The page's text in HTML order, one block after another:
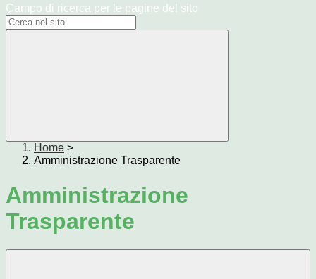
Campo di ricerca per le pagine del sito
Home >
Amministrazione Trasparente
Amministrazione
Trasparente